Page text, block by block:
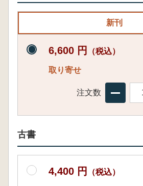
新刊
6,600 円 （税込）
取り寄せ
注文数
古書
4,400 円 （税込）